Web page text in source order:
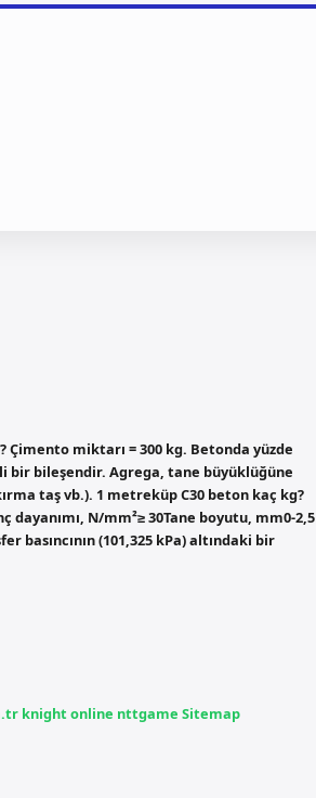
Çimento miktarı = 300 kg. Betonda yüzde
bir bileşendir. Agrega, tane büyüklüğüne
taş vb.). 1 metreküp C30 beton kaç kg?
dayanımı, N/mm²≥ 30Tane boyutu, mm0-2,5
basıncının (101,325 kPa) altındaki bir
knight online nttgame Sitemap